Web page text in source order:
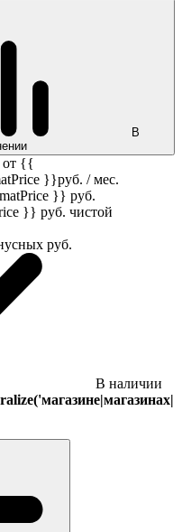
В
от {{
}}руб. / мес.
}} руб.
}} руб. чистой
руб.
В наличии